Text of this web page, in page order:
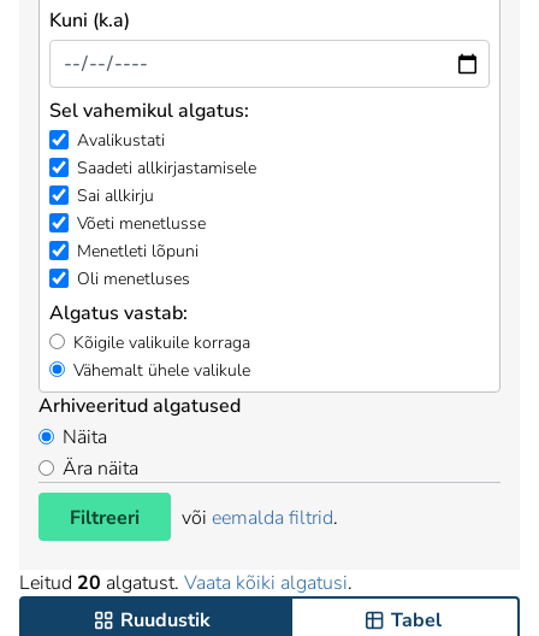
Kuni (k.a)
Sel vahemikul algatus:
Avalikustati
Saadeti allkirjastamisele
Sai allkirju
Võeti menetlusse
Menetleti lõpuni
Oli menetluses
Algatus vastab:
Kõigile valikuile korraga
Vähemalt ühele valikule
Arhiveeritud algatused
Näita
Ära näita
Filtreeri
või eemalda filtrid.
Leitud 20 algatust. Vaata kõiki algatusi.
Ruudustik
Tabel